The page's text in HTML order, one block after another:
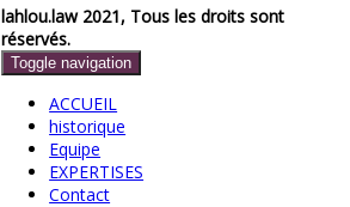
lahlou.law 2021, Tous les droits sont
réservés.
Toggle navigation
ACCUEIL
historique
Equipe
EXPERTISES
Contact